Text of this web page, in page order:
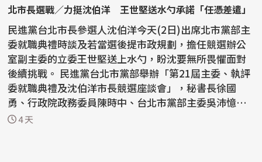
北市長選戰／力挺沈伯洋 王世堅送水勺承諾「任憑差遣」
民進黨台北市長參選人沈伯洋今天(2日)出席北市黨部主
委就職典禮時談及若當選後提市政規劃，擔任競選辦公
室副主委的立委王世堅送上水勺，盼沈要無所畏懼面對
後續挑戰。 民進黨台北市黨部舉辦「第21屆主委、執評
委就職典禮及沈伯洋市長競選座談會」，秘書長徐國
勇、行政院政務委員陳時中、台北市黨部主委吳沛憶、
沈的競...
4 天